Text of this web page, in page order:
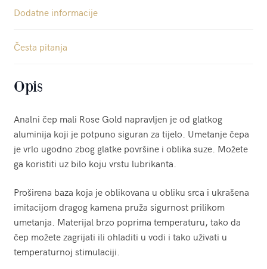
Dodatne informacije
Česta pitanja
Opis
Analni čep mali Rose Gold napravljen je od glatkog
aluminija koji je potpuno siguran za tijelo. Umetanje čepa
je vrlo ugodno zbog glatke površine i oblika suze. Možete
ga koristiti uz bilo koju vrstu lubrikanta.
Proširena baza koja je oblikovana u obliku srca i ukrašena
imitacijom dragog kamena pruža sigurnost prilikom
umetanja. Materijal brzo poprima temperaturu, tako da
čep možete zagrijati ili ohladiti u vodi i tako uživati u
temperaturnoj stimulaciji.